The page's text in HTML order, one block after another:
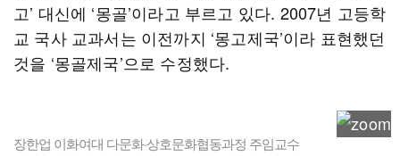
고’ 대신에 ‘몽골’이라고 부르고 있다. 2007년 고등학
교 국사 교과서는 이전까지 ‘몽고제국’이라 표현했던
것을 ‘몽골제국’으로 수정했다.
장한업 이화여대 다문화·상호문화협동과정 주임교수